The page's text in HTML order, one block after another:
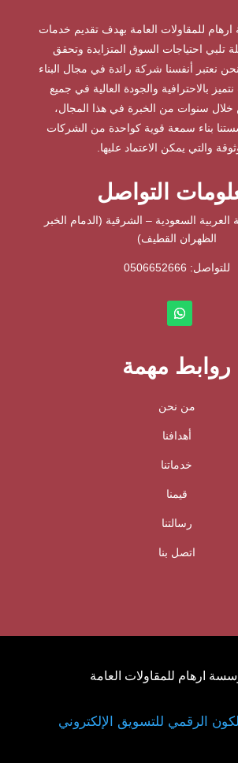
للمقاولات العامة بهدف تقديم خدمات
تلبي احتياجات السوق المتزايدة وتحقق
نعتبر أنفسنا شركة رائدة في مجال البناء
بالاحترافية والجودة العالية في جميع
خلال سنوات من الخبرة في هذا المجال،
بناء سمعة قوية كواحدة من الشركات
والتي يمكن الاعتماد عليها.
التواصل
العربية السعودية – الشرقية (الدمام الخبر
الظهران القطيف)
للتواصل: ⁦ 0506652666
روابط مهمة
من نحن
أهدافنا
خدماتنا
قيمنا
رسالتنا
اتصل بنا
ارهام للمقاولات العامة
الكون الرقمي للتسويق الإلكتروني